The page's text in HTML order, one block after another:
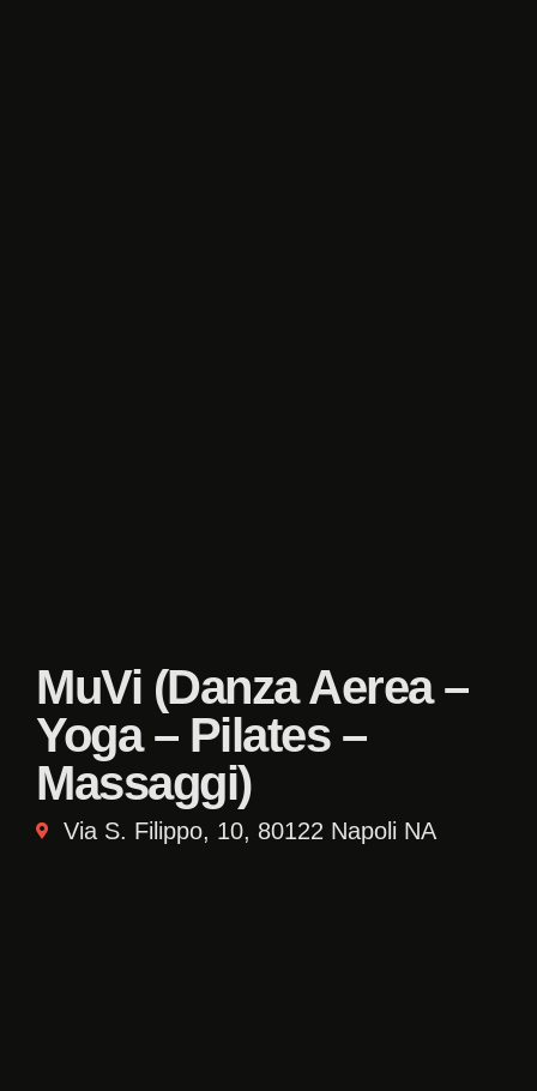
MuVi (Danza Aerea –
Yoga – Pilates –
Massaggi)
Via S. Filippo, 10, 80122 Napoli NA